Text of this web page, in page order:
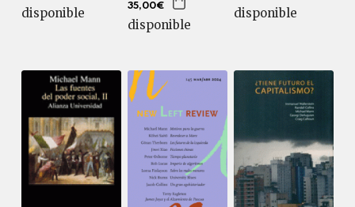
disponible 35,00€
disponible
disponible